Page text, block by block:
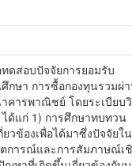
ดสอบปัจจัยการยอมรับ
กษา การซื้อกองทุนรวมผ่
คารพาณิชย์ โดยระเบียบ
ด้แก่ 1) การศึกษาทบทวน
วข้องเพื่อได้มาซึ่งปัจจัยใ
การณ์และการสัมภาษณ์เ